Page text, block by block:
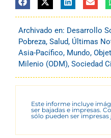
Archivado en: Desarrollo
Pobreza, Salud, Últimas
Asia-Pacífico, Mundo,
Milenio (ODM), Sociedad
Este informe incluye
ser bajadas e impresas.
sólo pueden ser